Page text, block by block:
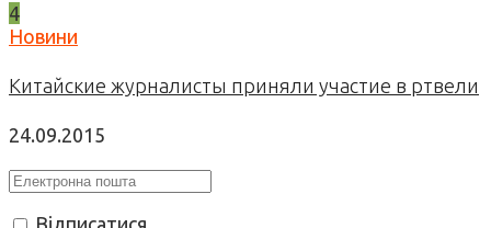
4
Новини
Китайские журналисты приняли участие в ртвели
24.09.2015
Відписатися